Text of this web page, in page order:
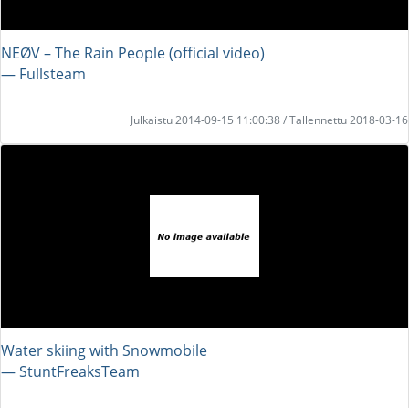
NEØV – The Rain People (official video)
― Fullsteam
Julkaistu 2014-09-15 11:00:38 / Tallennettu 2018-03-16
Water skiing with Snowmobile
― StuntFreaksTeam